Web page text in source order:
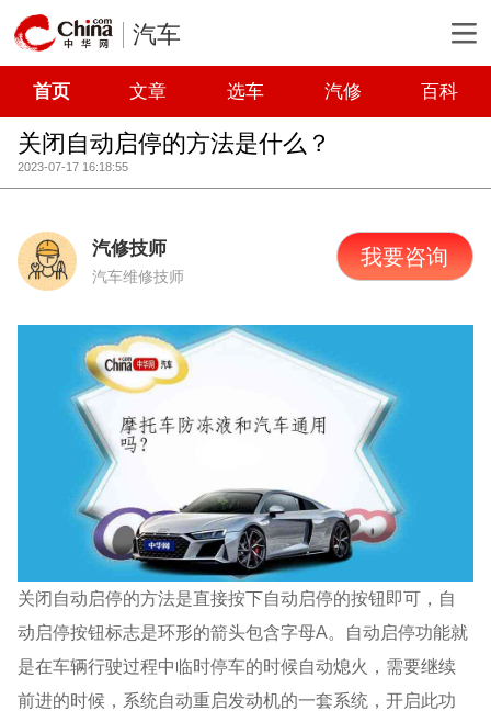
汽车
首页 文章 选车 汽修 百科
关闭自动启停的方法是什么？
2023-07-17 16:18:55
汽修技师
汽车维修技师
我要咨询
关闭自动启停的方法是直接按下自动启停的按钮即可，自
动启停按钮标志是环形的箭头包含字母A。自动启停功能就
是在车辆行驶过程中临时停车的时候自动熄火，需要继续
前进的时候，系统自动重启发动机的一套系统，开启此功